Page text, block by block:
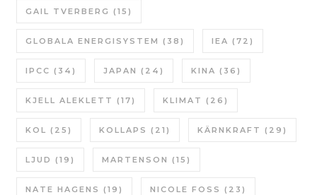
GAIL TVERBERG (15)
GLOBALA ENERGISYSTEM (38) IEA (72)
IPCC (34) JAPAN (24) KINA (36)
KJELL ALEKLETT (17) KLIMAT (26)
KOL (25) KOLLAPS (21) KÄRNKRAFT (29)
LJUD (19) MARTENSON (15)
NATE HAGENS (19) NICOLE FOSS (23)